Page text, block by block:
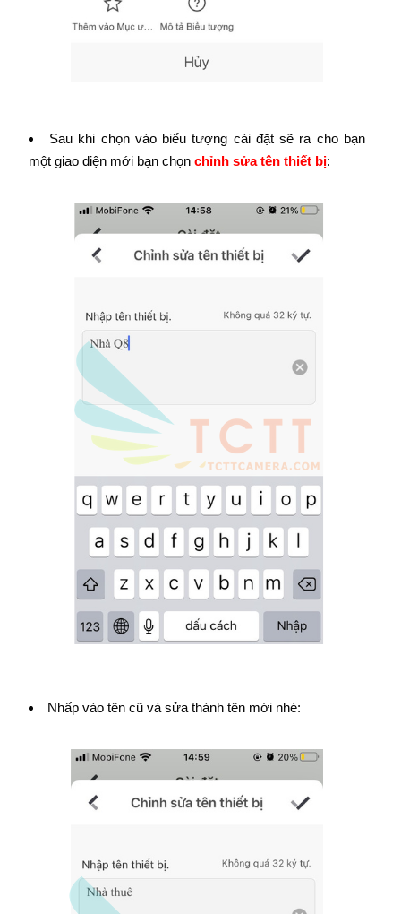
Sau khi chọn vào biểu tượng cài đặt sẽ ra cho bạn
một giao diện mới bạn chọn chỉnh sửa tên thiết bị:
Nhấp vào tên cũ và sửa thành tên mới nhé: